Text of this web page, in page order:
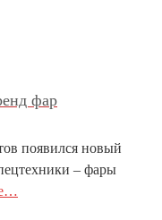
фар
появился новый
– фары